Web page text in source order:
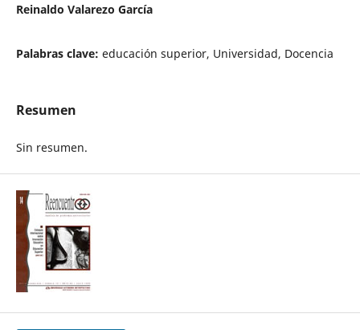
Reinaldo Valarezo García
Palabras clave: educación superior, Universidad, Docencia
Resumen
Sin resumen.